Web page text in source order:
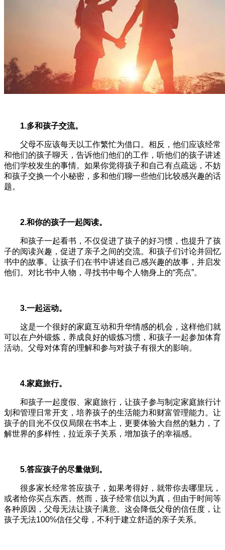
1.多和孩子交流。
父母不应该每天以工作繁忙为借口。相反，他们应该经常
和他们的孩子聊天，告诉他们他们的工作，听他们的孩子讲述
他们学校发生的事情。如果你觉得孩子和自己有点疏远，不妨
和孩子交换一个小秘密，多和他们聊一些他们比较感兴趣的话
题。
2.和你的孩子一起阅读。
和孩子一起看书，不仅促进了孩子的好习惯，也提升了孩
子的阅读兴趣，促进了亲子之间的交流。和孩子们讨论并回忆
书中的故事。让孩子们在书中讲述自己感兴趣的故事，并启发
他们。对比书中人物，寻找书中每个人物身上的“亮点”。
3.一起运动。
这是一个很好的家庭互动和升华情感的机会，这样他们就
可以在户外锻炼，养成良好的锻炼习惯，和孩子一起参加体育
活动。父母对体育的理解和参与对孩子有很大的影响。
4.家庭旅行。
和孩子一起度假、家庭旅行，让孩子参与制定家庭旅行计
划和管理日常开支，培养孩子的生活能力和财富管理能力。让
孩子的目光不仅仅局限在书本上，更要体验大自然的魅力，了
解世界的多样性，拉近亲子关系，增加孩子的幸福感。
5.答应孩子的尽量做到。
很多家长经常答应孩子，如果考得好，就带你去哪里玩，
或者给你买点东西。然而，孩子经常信以为真，但由于时间等
各种原因，父母无法让孩子满意。这会降低父母的信任度，让
孩子无法100%信任父母，不利于建立舒适的亲子关系。